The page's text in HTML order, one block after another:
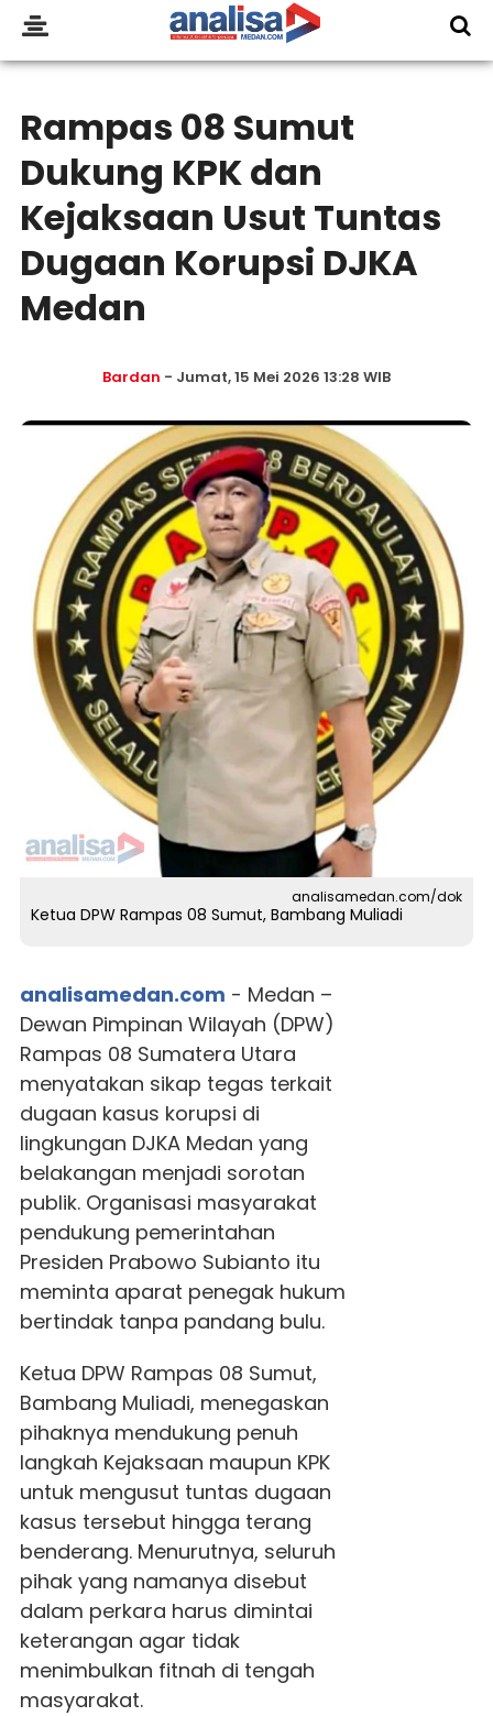
Rampas 08 Sumut
Dukung KPK dan
Kejaksaan Usut Tuntas
Dugaan Korupsi DJKA
Medan
Bardan - Jumat, 15 Mei 2026 13:28 WIB
analisamedan.com/dok
Ketua DPW Rampas 08 Sumut, Bambang Muliadi
analisamedan.com - Medan –
Dewan Pimpinan Wilayah (DPW)
Rampas 08 Sumatera Utara
menyatakan sikap tegas terkait
dugaan kasus korupsi di
lingkungan DJKA Medan yang
belakangan menjadi sorotan
publik. Organisasi masyarakat
pendukung pemerintahan
Presiden Prabowo Subianto itu
meminta aparat penegak hukum
bertindak tanpa pandang bulu.
Ketua DPW Rampas 08 Sumut,
Bambang Muliadi, menegaskan
pihaknya mendukung penuh
langkah Kejaksaan maupun KPK
untuk mengusut tuntas dugaan
kasus tersebut hingga terang
benderang. Menurutnya, seluruh
pihak yang namanya disebut
dalam perkara harus dimintai
keterangan agar tidak
menimbulkan fitnah di tengah
masyarakat.